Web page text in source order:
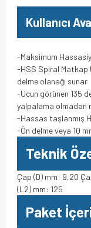
Kullanıcı
-Maksimum
-HSS Spiral Matkap
delme olanağı sunar
-Ucun görünen 135
yalpalama olmadan
-Hassas taşlanmış
-Ön delme veya 10
Teknik
Çap (D) mm: 9,20
(L2) mm: 125
Paket